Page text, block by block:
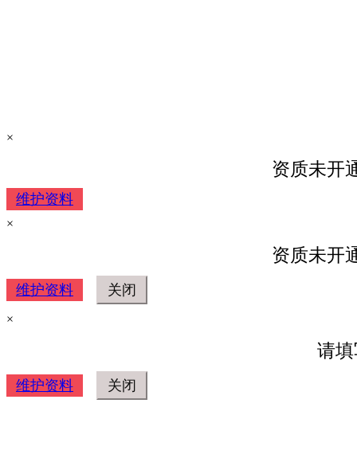
×
资质未开
维护资料
×
资质未开
维护资料
×
请
维护资料